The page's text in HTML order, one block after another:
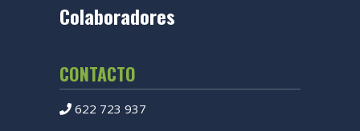
Colaboradores
CONTACTO
622 723 937